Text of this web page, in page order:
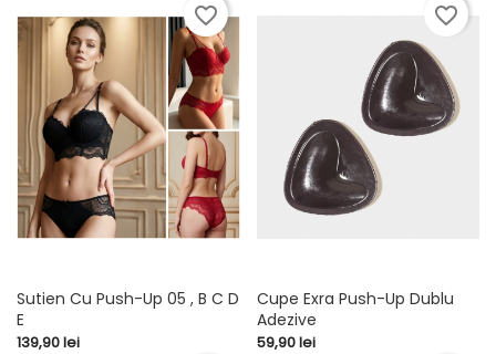
Sutien Cu Push-Up 05 , B C D
E
Pret
139,90 lei
favorite_border
Cupe Exra Push-Up Dublu
Adezive
Pret
59,90 lei
favorite_border